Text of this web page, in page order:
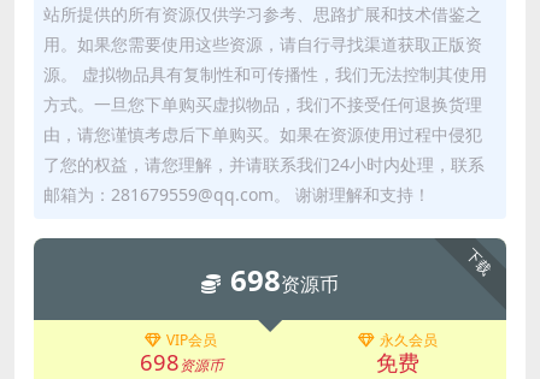
站所提供的所有资源仅供学习参考、思路扩展和技术借鉴之
用。如果您需要使用这些资源，请自行寻找渠道获取正版资
源。 虚拟物品具有复制性和可传播性，我们无法控制其使用
方式。一旦您下单购买虚拟物品，我们不接受任何退换货理
由，请您谨慎考虑后下单购买。如果在资源使用过程中侵犯
了您的权益，请您理解，并请联系我们24小时内处理，联系
邮箱为：281679559@qq.com。 谢谢理解和支持！
下载
698资源币
VIP会员
698资源币
永久会员
免费